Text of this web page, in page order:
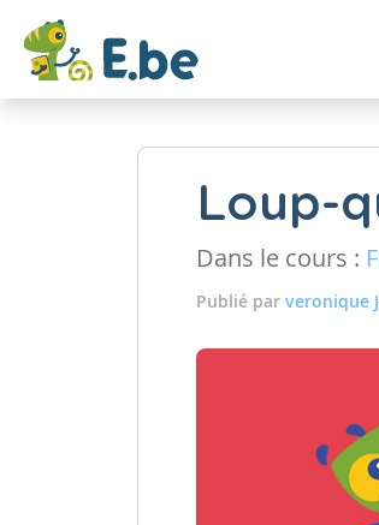
Loup-
Dans le cours :
Publié par veronique